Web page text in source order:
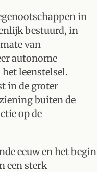
in
bestuurd, in
van
autonome
leenstelsel.
in de groter
buiten de
op de
eeuw en het begin
een sterk